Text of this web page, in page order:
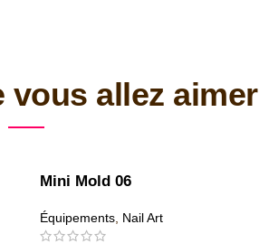
vous allez aimer
Mini Mold 06
Équipements Nail Art